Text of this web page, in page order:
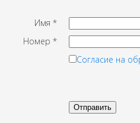
Имя *
Номер *
Согласие на